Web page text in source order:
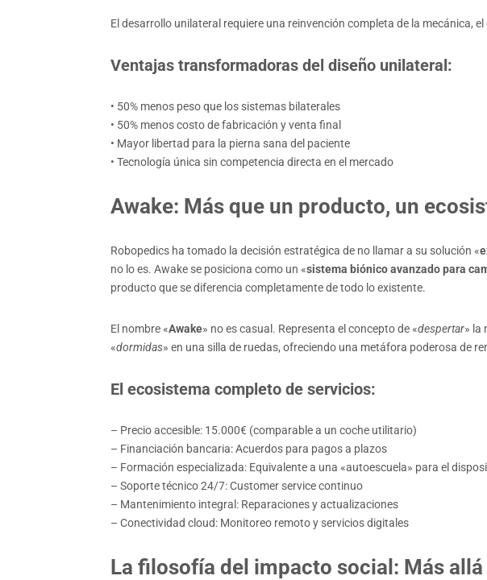
El desarrollo unilateral requiere una reinvención completa de la mecánica,
Ventajas transformadoras del diseño unilateral:
• 50% menos peso que los sistemas bilaterales
• 50% menos costo de fabricación y venta final
• Mayor libertad para la pierna sana del paciente
• Tecnología única sin competencia directa en el mercado
Awake: Más que un producto, un
Robopedics ha tomado la decisión estratégica de no llamar a su solución «
no lo es. Awake se posiciona como un «sistema biónico avanzado para
producto que se diferencia completamente de todo lo existente.
El nombre «Awake» no es casual. Representa el concepto de «despertar» la
«dormidas» en una silla de ruedas, ofreciendo una metáfora poderosa de
El ecosistema completo de servicios:
– Precio accesible: 15.000€ (comparable a un coche utilitario)
– Financiación bancaria: Acuerdos para pagos a plazos
– Formación especializada: Equivalente a una «autoescuela» para el
– Soporte técnico 24/7: Customer service continuo
– Mantenimiento integral: Reparaciones y actualizaciones
– Conectividad cloud: Monitoreo remoto y servicios digitales
La filosofía del impacto social: Más